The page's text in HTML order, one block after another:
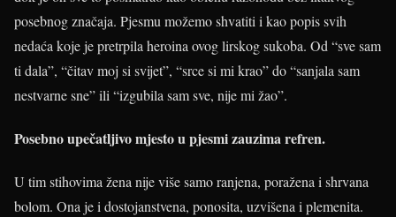
posebnog značaja. Pjesmu možemo shvatiti i kao popis svih
nedaća koje je pretrpila heroina ovog lirskog sukoba. Od “sve sam
ti dala”, “čitav moj si svijet”, “srce si mi krao” do “sanjala sam
nestvarne sne” ili “izgubila sam sve, nije mi žao”.
Posebno upečatljivo mjesto u pjesmi zauzima refren.
U tim stihovima žena nije više samo ranjena, poražena i shrvana
bolom. Ona je i dostojanstvena, ponosita, uzvišena i plemenita.